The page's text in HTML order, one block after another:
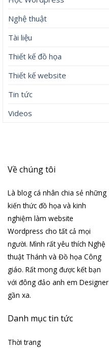
Nghệ thuật
Tài liệu
Thiết kế đồ họa
Thiết kế website
Tin tức
Videos
Về chúng tôi
Là blog cá nhân chia sẻ những
kiến thức đồ họa và kinh
nghiệm làm website
Wordpress cho tất cả mọi
người. Mình rất yêu thích Nghệ
thuật Thánh và Đồ họa Công
giáo. Rất mong được kết bạn
với đông đảo anh em Designer
gần xa.
Danh mục tin tức
Thời trang